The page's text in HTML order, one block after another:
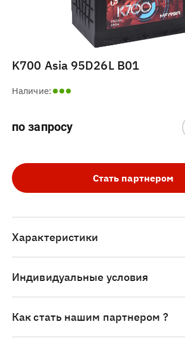
K700 Asia 95D26L B01
Наличие:
по запросу
Стать партнером
Характеристики
Индивидуальные условия
Как стать нашим партнером ?